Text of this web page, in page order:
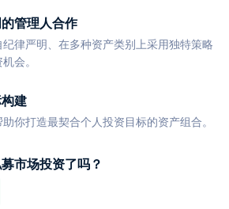
管理人合作
律严明、在多种资产类别上采用独特策略
会。
建
你打造最契合个人投资目标的资产组合。
市场投资了吗？